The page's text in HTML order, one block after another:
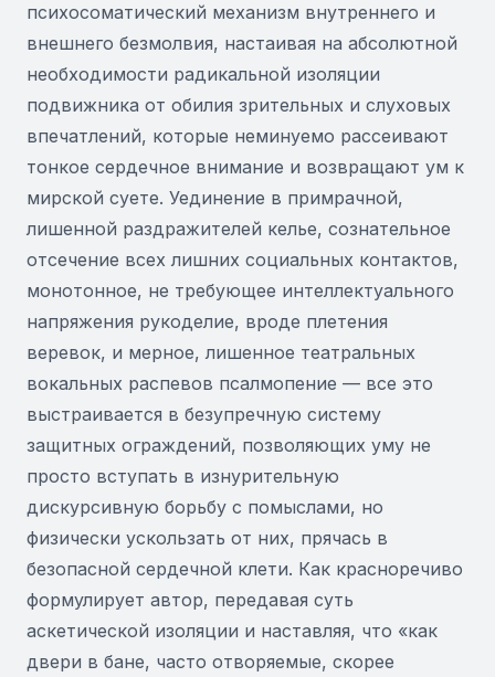
психосоматический механизм внутреннего и
внешнего безмолвия, настаивая на абсолютной
необходимости радикальной изоляции
подвижника от обилия зрительных и слуховых
впечатлений, которые неминуемо рассеивают
тонкое сердечное внимание и возвращают ум к
мирской суете. Уединение в примрачной,
лишенной раздражителей келье, сознательное
отсечение всех лишних социальных контактов,
монотонное, не требующее интеллектуального
напряжения рукоделие, вроде плетения
веревок, и мерное, лишенное театральных
вокальных распевов псалмопение — все это
выстраивается в безупречную систему
защитных ограждений, позволяющих уму не
просто вступать в изнурительную
дискурсивную борьбу с помыслами, но
физически ускользать от них, прячась в
безопасной сердечной клети. Как красноречиво
формулирует автор, передавая суть
аскетической изоляции и наставляя, что «как
двери в бане, часто отворяемые, скорее